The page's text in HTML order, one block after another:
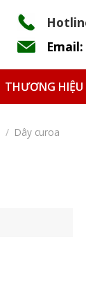
Email:
THƯƠNG HIỆU
/ Dây curoa